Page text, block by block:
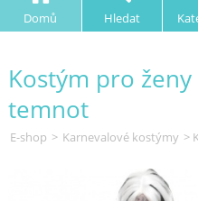
Domů Hledat
Kostým pro ženy
temnot
E-shop > Karnevalové kostýmy >